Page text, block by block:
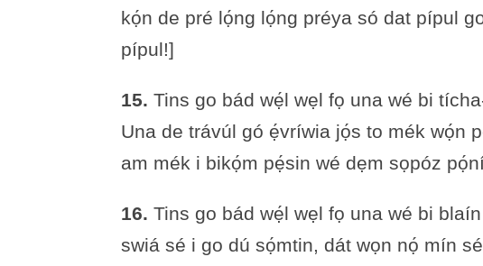
kọ́n de pré lọ́ng lọ́ng préya só dat pípul
pípul!]
15. Tins go bád wẹ́l wẹl fọ una wé bi
Una de trávúl gó ẹ́vríwia jọ́s to mék wọ́n
am mék i bikọ́m pẹ́sin wé dẹm sọpóz
16. Tins go bád wẹ́l wẹl fọ una wé bi
swiá sé i go dú sọ́mtin, dát wọn nọ́ mín